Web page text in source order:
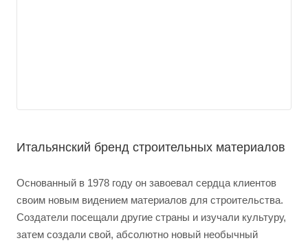
Итальянский бренд строительных материалов
Основанный в 1978 году он завоевал сердца клиентов
своим новым видением материалов для строительства.
Создатели посещали другие страны и изучали культуру,
затем создали свой, абсолютно новый необычный